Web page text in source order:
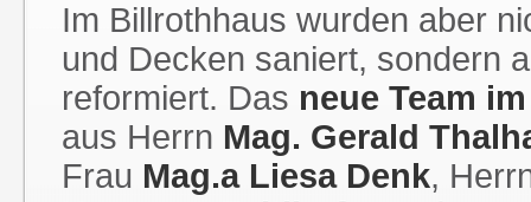
Im Billrothhaus wurden aber
und Decken saniert, sondern
reformiert. Das neue Team
aus Herrn Mag. Gerald
Frau Mag.a Liesa Denk,